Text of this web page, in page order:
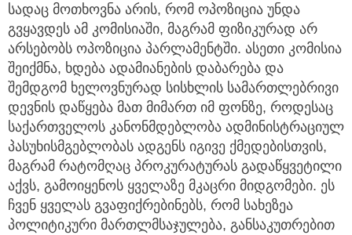
სადაც მოთხოვნა არის, რომ ოპოზიცია უნდა
გვყავდეს ამ კომისიაში, მაგრამ ფიზიკურად არ
არსებობს ოპოზიცია პარლამენტში. ასეთი კომისია
შეიქმნა, ხდება ადამიანების დაბარება და
შემდგომ ხელოვნურად სისხლის სამართლებრივი
დევნის დაწყება მათ მიმართ იმ ფონზე, როდესაც
საქართველოს კანონმდებლობა ადმინისტრაციულ
პასუხისმგებლობას ადგენს იგივე ქმედებისთვის,
მაგრამ რატომღაც პროკურატურას გადაწყვეტილი
აქვს, გამოიყენოს ყველაზე მკაცრი მიდგომები. ეს
ჩვენ ყველას გვაფიქრებინებს, რომ სახეზეა
პოლიტიკური მართლმსაჯულება, განსაკუთრებით